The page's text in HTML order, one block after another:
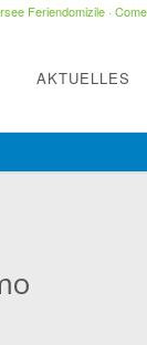
Feriendomizile·
AKTUELLES